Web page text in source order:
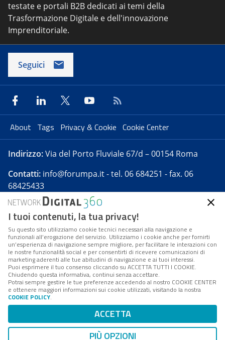
testate e portali B2B dedicati ai temi della
Trasformazione Digitale e dell'innovazione
Imprenditoriale.
Seguici
About Tags Privacy & Cookie Cookie Center
Indirizzo:Via del Porto Fluviale 67/d – 00154 Roma
Contatti: info@forumpa.it- tel. 06 684251 - fax. 06
68425433
Forumpa.itè una pubblicazione telematica iscritta
presso Registro della stampa del Tribunale di Roma -
Reg. n. 182 del 2 maggio 2008 - Direttore resp. Michela
Stentella
FPA s.r.l. è società soggetta a Direzione e
Coordinamento da parte di Digital360 S.p.A. - FPA s.r.l.
è un'azienda certificata per il sistema di management
Codice Fiscale/Partita IVA n. 10693191008 - R.E.A. Roma
n. 1249791. ISP AWS
Mappa del sito
I tuoi contenuti, la tua privacy!
Su questo sito utilizziamo cookie tecnici necessari alla navigazione e
funzionali all’erogazione del servizio. Utilizziamo i cookie anche per fornirti
un’esperienza di navigazione sempre migliore, per facilitare le interazioni con
le nostre funzionalità social e per consentirti di ricevere comunicazioni di
marketing aderenti alle tue abitudini di navigazione e ai tuoi interessi.
Puoi esprimere il tuo consenso cliccando su ACCETTA TUTTI I COOKIE.
Chiudendo questa informativa, continui senza accettare.
Potrai sempre gestire le tue preferenze accedendo al nostro COOKIE CENTER
e ottenere maggiori informazioni sui cookie utilizzati, visitando la nostra
COOKIE POLICY.
ACCETTA
PIÙ OPZIONI